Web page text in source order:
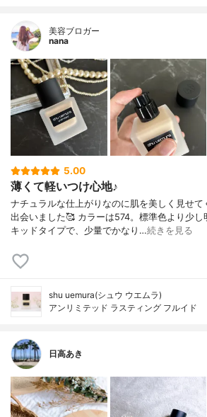
美容ブロガー
nana
5.00
薄くて軽いつけ心地♪
ナチュラルな仕上がりなのに肌を美しく見せて
出会いました🥰 カラーは574。標準色より少し
キッドタイプで、少量でかなり…続きを見る
shu uemura(シュウ ウエムラ)
アンリミテッド ラスティング フルイド
日高あき